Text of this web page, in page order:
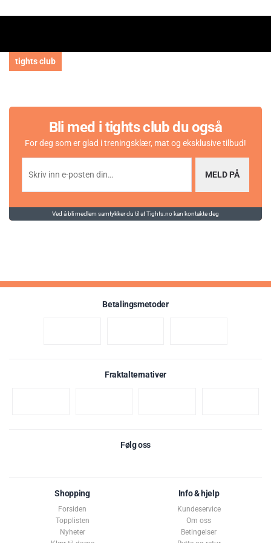
tights club
Bli med i tights club du også
For deg som er glad i treningsklær, mat og eksklusive tilbud!
MELD PÅ
Ved å bli medlem samtykker du til at Tights.no kan kontakte deg
Betalingsmetoder
Fraktalternativer
Følg oss
Shopping
Forsiden
Topplisten
Nyheter
Info & hjelp
Kundeservice
Om oss
Betingelser